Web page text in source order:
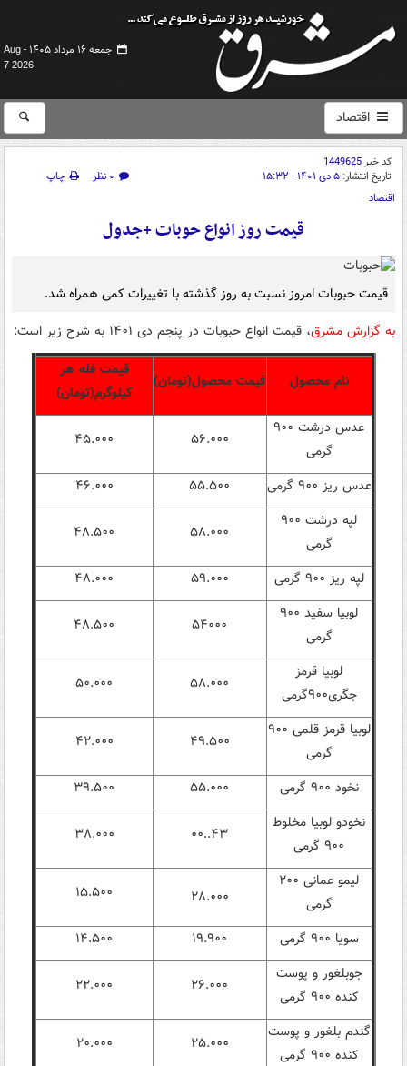
جمعه ۱۶ مرداد ۱۴۰۵ -
Aug
7 2026
اقتصاد
کد خبر1449625
تاریخ انتشار: ۵ دی ۱۴۰۱ - ۱۵:۳۲ ۰ نظر
چاپ
اقتصاد
قیمت روز انواع حوبات +جدول
قیمت حبوبات امروز نسبت به روز گذشته با تغییرات کمی همراه شد.
به گزارش مشرق، قیمت انواع حبوبات در پنجم دی ۱۴۰۱ به شرح زیر است:
نام محصول قیمت محصول(تومان)
قیمت فله هر
کیلوگرم(تومان)
عدس درشت ۹۰۰
گرمی
۵۶.۰۰۰ ۴۵.۰۰۰
عدس ریز ۹۰۰ گرمی ۵۵.۵۰۰
۴۶.۰۰۰
لپه درشت ۹۰۰
گرمی
۵۸.۰۰۰ ۴۸.۵۰۰
لپه ریز ۹۰۰ گرمی ۵۹.۰۰۰
۴۸.۰۰۰
لوبیا سفید ۹۰۰
گرمی
۵۴۰۰۰ ۴۸.۵۰۰
لوبیا قرمز
جگری۹۰۰گرمی
۵۸.۰۰۰ ۵۰.۰۰۰
لوبیا قرمز قلمی ۹۰۰
گرمی
۴۹.۵۰۰ ۴۲.۰۰۰
نخود ۹۰۰ گرمی ۵۵.۰۰۰
۳۹.۵۰۰
نخودو لوبیا مخلوط
۹۰۰ گرمی
۴۳..۰۰ ۳۸.۰۰۰
لیمو عمانی ۲۰۰
گرمی
۲۸.۰۰۰ ۱۵.۵۰۰
سویا ۹۰۰ گرمی ۱۹.۹۰۰
۱۴.۵۰۰
جوبلغور و پوست
کنده ۹۰۰ گرمی
۲۶.۰۰۰ ۲۲.۰۰۰
گندم بلغور و پوست
کنده ۹۰۰ گرمی
۲۵.۰۰۰ ۲۰.۰۰۰